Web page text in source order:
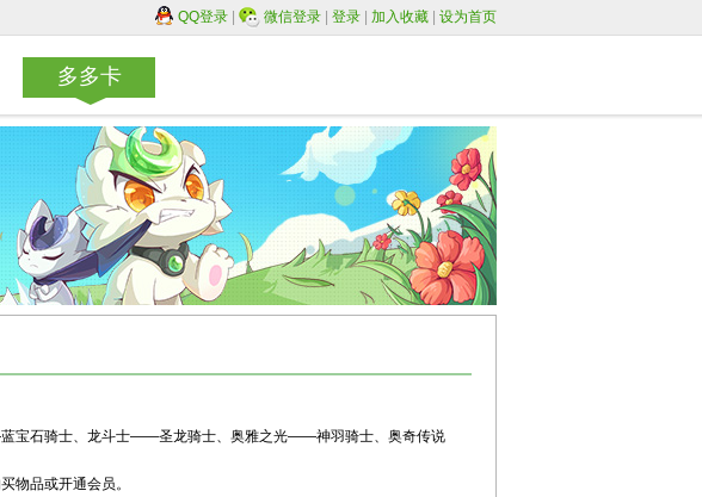
QQ登录 微信登录 登录 加入收藏 设为首页
多多卡
宝石骑士、龙斗士——圣龙骑士、奥雅之光——神羽骑士、奥奇传说
物品或开通会员。